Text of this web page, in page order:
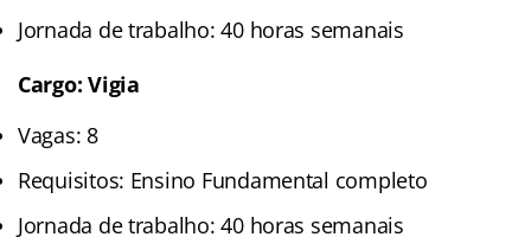
Jornada de trabalho: 40 horas semanais
Cargo: Vigia
Vagas: 8
Requisitos: Ensino Fundamental completo
Jornada de trabalho: 40 horas semanais